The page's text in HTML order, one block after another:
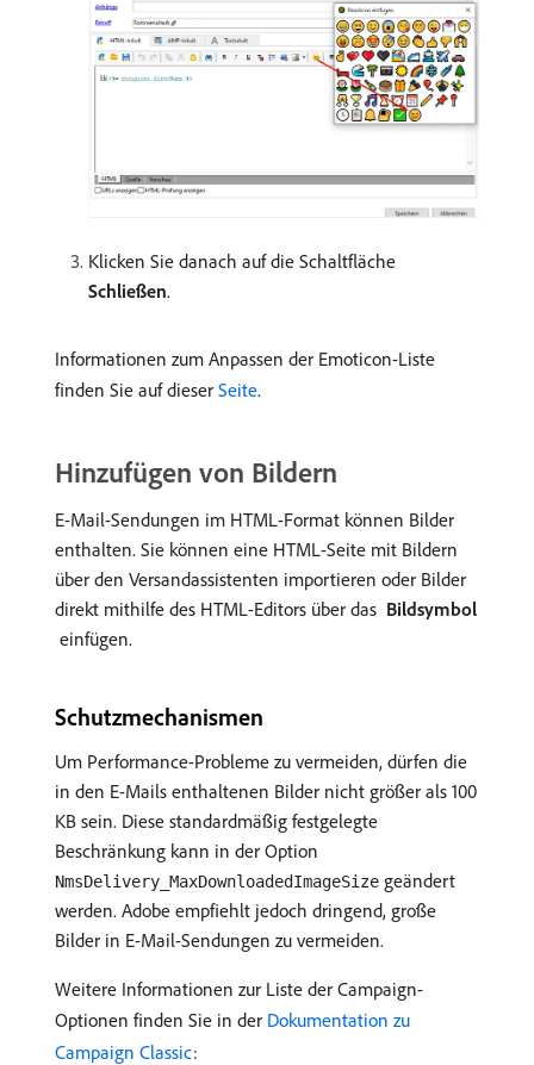
Klicken Sie danach auf die Schaltfläche
Schließen.
Informationen zum Anpassen der Emoticon-Liste
finden Sie auf dieser Seite.
Hinzufügen von Bildern
E-Mail-Sendungen im HTML-Format können Bilder
enthalten. Sie können eine HTML-Seite mit Bildern
über den Versandassistenten importieren oder Bilder
direkt mithilfe des HTML-Editors über das Bildsymbol
einfügen.
Schutzmechanismen
Um Performance-Probleme zu vermeiden, dürfen die
in den E-Mails enthaltenen Bilder nicht größer als 100
KB sein. Diese standardmäßig festgelegte
Beschränkung kann in der Option
NmsDelivery_MaxDownloadedImageSize geändert
werden. Adobe empfiehlt jedoch dringend, große
Bilder in E-Mail-Sendungen zu vermeiden.
Weitere Informationen zur Liste der Campaign-
Optionen finden Sie in der Dokumentation zu
Campaign Classic: